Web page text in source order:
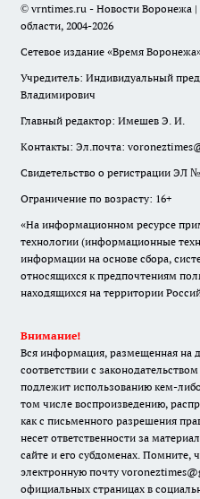
© vrntimes.ru - Новости Воронежа
области, 2004-2026
Сетевое издание «Время
Учредитель: Индивидуальный
Владимирович
Главный редактор: Имешев Э. И.
Контакты: Эл.почта:
Свидетельство о регистрации ЭЛ
Ограничение по возрасту: 16+
«На информационном ресурсе
технологии (информационные
информации на основе сбора,
относящихся к предпочтениям
находящихся на территории
Внимание!
Вся информация, размещенная на
соответствии с
подлежит использованию кем-
том числе воспроизведению,
как с письменного разрешения
несет ответственности за
сайте и его субдоменах. Помните,
электронную почту
официальных страницах в